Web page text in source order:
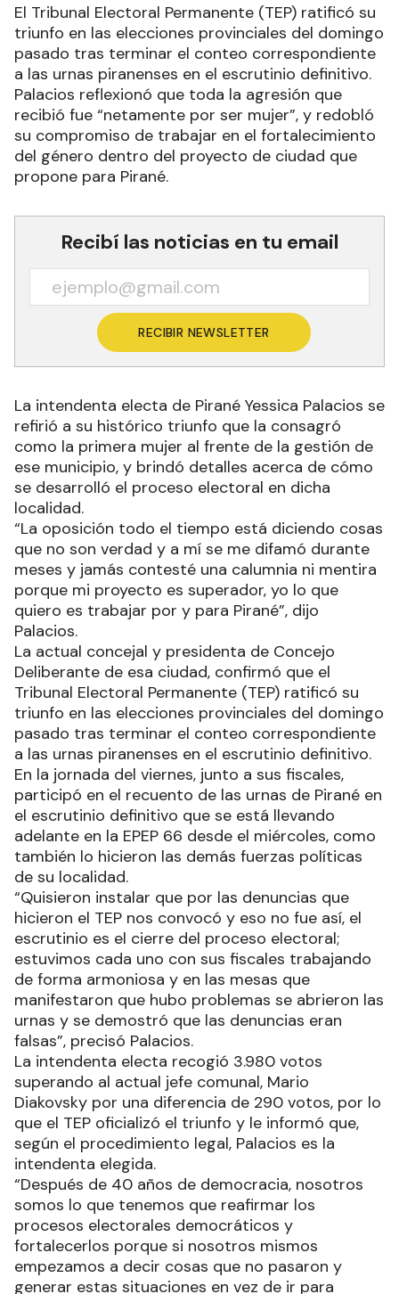
El Tribunal Electoral Permanente (TEP) ratificó su
triunfo en las elecciones provinciales del domingo
pasado tras terminar el conteo correspondiente
a las urnas piranenses en el escrutinio definitivo.
Palacios reflexionó que toda la agresión que
recibió fue “netamente por ser mujer”, y redobló
su compromiso de trabajar en el fortalecimiento
del género dentro del proyecto de ciudad que
propone para Pirané.
Recibí las noticias en tu email
RECIBIR NEWSLETTER
La intendenta electa de Pirané Yessica Palacios se
refirió a su histórico triunfo que la consagró
como la primera mujer al frente de la gestión de
ese municipio, y brindó detalles acerca de cómo
se desarrolló el proceso electoral en dicha
localidad.
“La oposición todo el tiempo está diciendo cosas
que no son verdad y a mí se me difamó durante
meses y jamás contesté una calumnia ni mentira
porque mi proyecto es superador, yo lo que
quiero es trabajar por y para Pirané”, dijo
Palacios.
La actual concejal y presidenta de Concejo
Deliberante de esa ciudad, confirmó que el
Tribunal Electoral Permanente (TEP) ratificó su
triunfo en las elecciones provinciales del domingo
pasado tras terminar el conteo correspondiente
a las urnas piranenses en el escrutinio definitivo.
En la jornada del viernes, junto a sus fiscales,
participó en el recuento de las urnas de Pirané en
el escrutinio definitivo que se está llevando
adelante en la EPEP 66 desde el miércoles, como
también lo hicieron las demás fuerzas políticas
de su localidad.
“Quisieron instalar que por las denuncias que
hicieron el TEP nos convocó y eso no fue así, el
escrutinio es el cierre del proceso electoral;
estuvimos cada uno con sus fiscales trabajando
de forma armoniosa y en las mesas que
manifestaron que hubo problemas se abrieron las
urnas y se demostró que las denuncias eran
falsas”, precisó Palacios.
La intendenta electa recogió 3.980 votos
superando al actual jefe comunal, Mario
Diakovsky por una diferencia de 290 votos, por lo
que el TEP oficializó el triunfo y le informó que,
según el procedimiento legal, Palacios es la
intendenta elegida.
“Después de 40 años de democracia, nosotros
somos lo que tenemos que reafirmar los
procesos electorales democráticos y
fortalecerlos porque si nosotros mismos
empezamos a decir cosas que no pasaron y
generar estas situaciones en vez de ir para